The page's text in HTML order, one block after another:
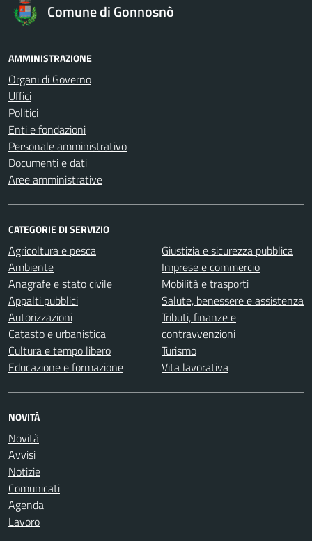
Comune di Gonnosnò
AMMINISTRAZIONE
Organi di Governo
Uffici
Politici
Enti e fondazioni
Personale amministrativo
Documenti e dati
Aree amministrative
CATEGORIE DI SERVIZIO
Agricoltura e pesca
Ambiente
Anagrafe e stato civile
Appalti pubblici
Autorizzazioni
Catasto e urbanistica
Cultura e tempo libero
Educazione e formazione
Giustizia e sicurezza pubblica
Imprese e commercio
Mobilità e trasporti
Salute, benessere e assistenza
Tributi, finanze e
contravvenzioni
Turismo
Vita lavorativa
NOVITÀ
Novità
Avvisi
Notizie
Comunicati
Agenda
Lavoro